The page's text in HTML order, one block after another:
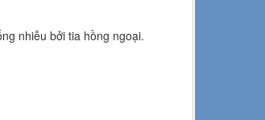
nhiễu bởi tia hồng ngoại.